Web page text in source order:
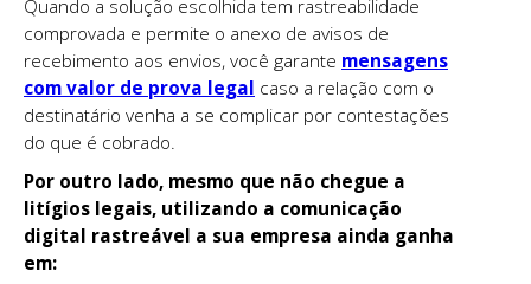
Quando a solução escolhida tem rastreabilidade
comprovada e permite o anexo de avisos de
recebimento aos envios, você garante mensagens
com valor de prova legal caso a relação com o
destinatário venha a se complicar por contestações
do que é cobrado.
Por outro lado, mesmo que não chegue a
litígios legais, utilizando a comunicação
digital rastreável a sua empresa ainda ganha
em: